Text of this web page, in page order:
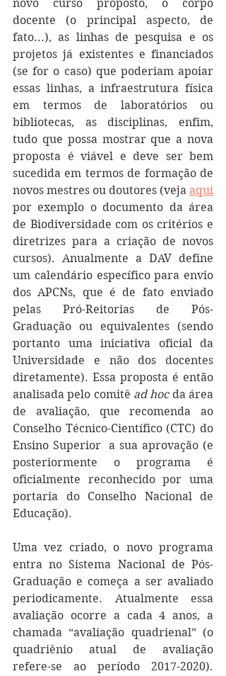
novo curso proposto, o corpo
docente (o principal aspecto, de
fato...), as linhas de pesquisa e os
projetos já existentes e financiados
(se for o caso) que poderiam apoiar
essas linhas, a infraestrutura física
em termos de laboratórios ou
bibliotecas, as disciplinas, enfim,
tudo que possa mostrar que a nova
proposta é viável e deve ser bem
sucedida em termos de formação de
novos mestres ou doutores (veja aqui
por exemplo o documento da área
de Biodiversidade com os critérios e
diretrizes para a criação de novos
cursos). Anualmente a DAV define
um calendário específico para envio
dos APCNs, que é de fato enviado
pelas Pró-Reitorias de Pós-
Graduação ou equivalentes (sendo
portanto uma iniciativa oficial da
Universidade e não dos docentes
diretamente). Essa proposta é então
analisada pelo comitê ad hoc da área
de avaliação, que recomenda ao
Conselho Técnico-Científico (CTC) do
Ensino Superior  a sua aprovação (e
posteriormente o programa é
oficialmente reconhecido por uma
portaria do Conselho Nacional de
Educação).
Uma vez criado, o novo programa
entra no Sistema Nacional de Pós-
Graduação e começa a ser avaliado
periodicamente. Atualmente essa
avaliação ocorre a cada 4 anos, a
chamada “avaliação quadrienal” (o
quadriênio atual de avaliação
refere-se ao período 2017-2020).